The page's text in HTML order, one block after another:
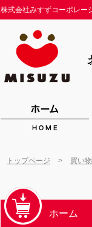
株式会社みすずコーポレ
トップページ > 買い
ホーム